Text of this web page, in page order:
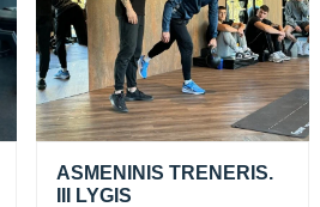
ASMENINIS TRENERIS.
III LYGIS